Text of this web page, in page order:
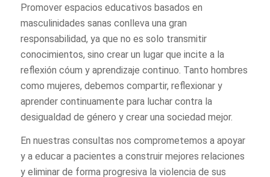
Promover espacios educativos basados en
masculinidades sanas conlleva una gran
responsabilidad, ya que no es solo transmitir
conocimientos, sino crear un lugar que incite a la
reflexión cóum y aprendizaje continuo. Tanto hombres
como mujeres, debemos compartir, reflexionar y
aprender continuamente para luchar contra la
desigualdad de género y crear una sociedad mejor.
En nuestras consultas nos comprometemos a apoyar
y a educar a pacientes a construir mejores relaciones
y eliminar de forma progresiva la violencia de sus